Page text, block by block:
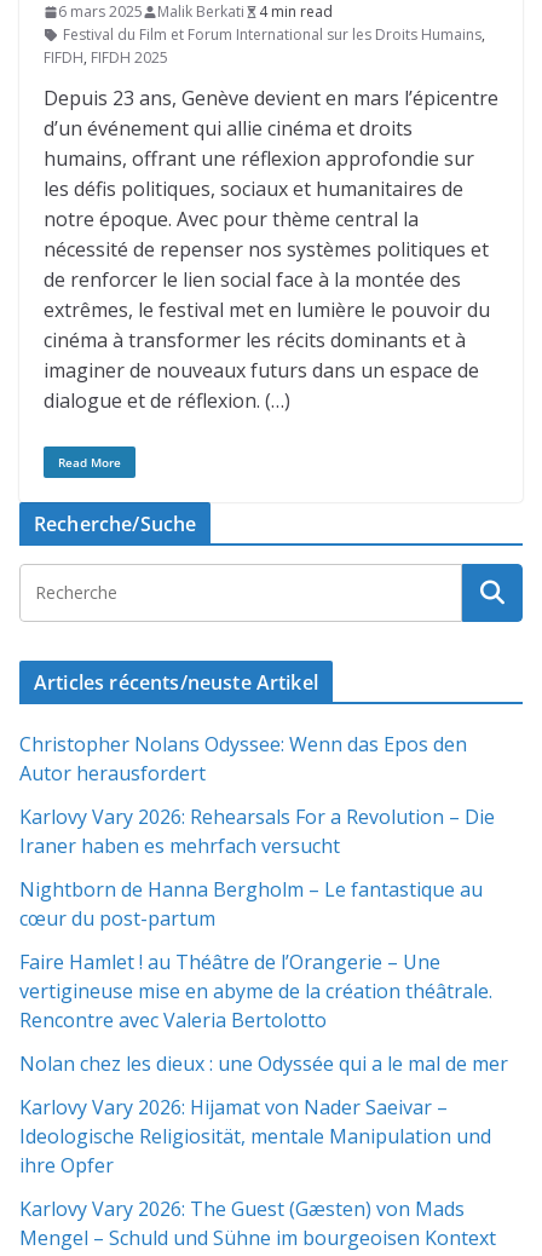
6 mars 2025 Malik Berkati
4 min read
Festival du Film et Forum International sur les Droits Humains,
FIFDH, FIFDH 2025
Depuis 23 ans, Genève devient en mars l’épicentre
d’un événement qui allie cinéma et droits
humains, offrant une réflexion approfondie sur
les défis politiques, sociaux et humanitaires de
notre époque. Avec pour thème central la
nécessité de repenser nos systèmes politiques et
de renforcer le lien social face à la montée des
extrêmes, le festival met en lumière le pouvoir du
cinéma à transformer les récits dominants et à
imaginer de nouveaux futurs dans un espace de
dialogue et de réflexion. (…)
Read More
Recherche/Suche
Articles récents/neuste Artikel
Christopher Nolans Odyssee: Wenn das Epos den
Autor herausfordert
Karlovy Vary 2026: Rehearsals For a Revolution – Die
Iraner haben es mehrfach versucht
Nightborn de Hanna Bergholm – Le fantastique au
cœur du post-partum
Faire Hamlet ! au Théâtre de l’Orangerie – Une
vertigineuse mise en abyme de la création théâtrale.
Rencontre avec Valeria Bertolotto
Nolan chez les dieux : une Odyssée qui a le mal de mer
Karlovy Vary 2026: Hijamat von Nader Saeivar​​ –
Ideologische Religiosität, mentale Manipulation und
ihre Opfer
Karlovy Vary 2026: The Guest (Gæsten) von Mads
Mengel – Schuld und Sühne im bourgeoisen Kontext